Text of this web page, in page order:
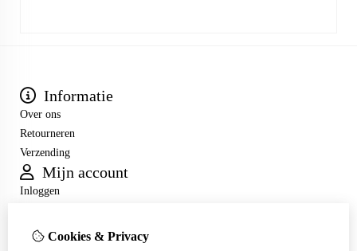
Informatie
Over ons
Retourneren
Verzending
Mijn account
Inloggen
Verlanglijst
Cookies & Privacy